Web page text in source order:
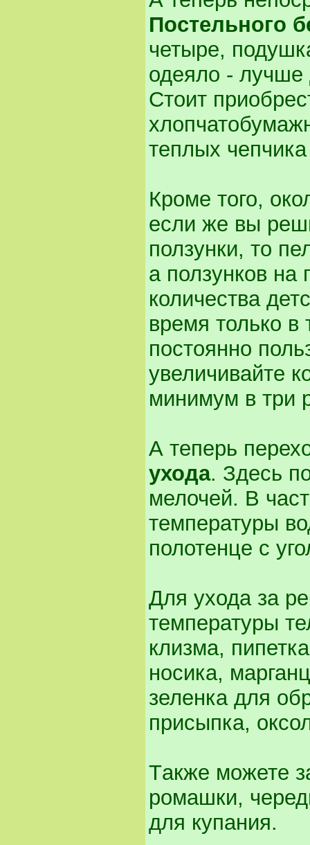
Постельного
четыре,
одеяло - лучше
Стоит
теплых
Кроме того,
если же вы
ползунки, то
а ползунков на
количества
время только
постоянно
увеличивайте
минимум в три
А теперь
ухода. Здесь
мелочей. В
температуры
полотенце с
Для ухода за
температуры
клизма,
носика,
зеленка для
присыпка,
Tакже можете
ромашки,
для купания.